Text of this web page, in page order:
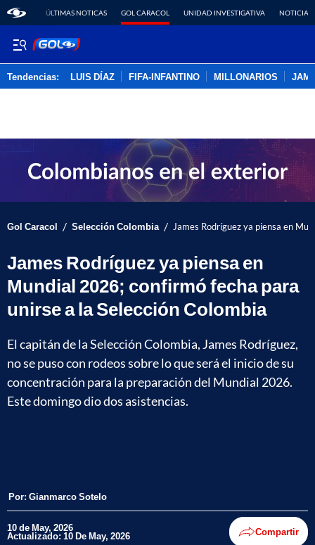
ÚLTIMAS NOTICAS GOL CARACOL UNIDAD INVESTIGATIVA NOTICIAS
Tendencias: LUIS DÍAZ FIFA-INFANTINO MILLONARIOS
Gol Caracol / Selección Colombia / James Rodríguez ya piensa en
James Rodríguez ya piensa en
Mundial 2026; confirmó fecha para
unirse a la Selección Colombia
El capitán de la Selección Colombia, James Rodríguez,
no se puso con rodeos sobre lo que será el inicio de su
concentración para la preparación del Mundial 2026.
Este domingo dio dos asistencias.
Por: Gianmarco Sotelo
10 de May, 2026
Actualizado: 10 De May, 2026 Compartir